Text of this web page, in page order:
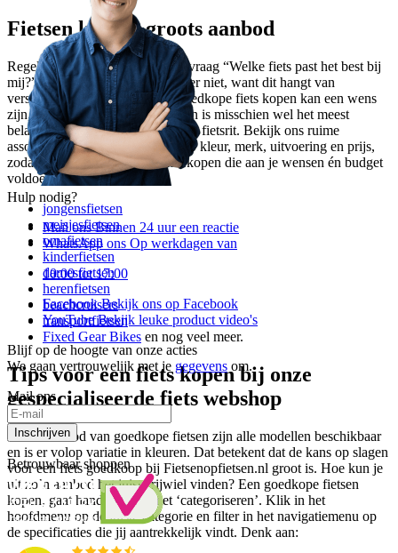
Fietsen kopen: groots aanbod
Regelmatig komt ‘ie voorbij; de vraag “Welke fiets past het best bij
mij?”. Een pasklaar antwoord is er niet, want dit hangt van
verschillende factoren af. Een goedkope fiets kopen kan een wens
zijn, maar een fiets op maat kopen is misschien wel het meest
belangrijke voor een comfortabele fietsrit. Bekijk ons ruime
assortiment en selecteer je fiets op kleur, merk, uitvoering en prijs,
zodat je een goedkope fiets kan kopen die aan je wensen én budget
voldoet. Bij ons vind je:
jongensfietsen
meisjesfietsen
omafietsen
kinderfietsen
damesfietsen
herenfietsen
beachcruisers
transportfietsen
Fixed Gear Bikes en nog veel meer.
Tips voor een fiets kopen bij onze
gespecialiseerde fiets webshop
In ons aanbod van goedkope fietsen zijn alle modellen beschikbaar
en is er volop variatie in kleuren. Dat betekent dat de kans op slagen
voor een fiets goedkoop bij Fietsenopfietsen.nl groot is. Hoe kun je
uit zo’n aanbod het juiste rijwiel vinden? Een goedkope fietsen
kopen, gaat hand in hand met ‘categoriseren’. Klik in het
hoofdmenu op de juiste categorie en filter in het navigatiemenu op
de specificaties die jij aantrekkelijk vindt. Denk aan:
Hulp nodig?
Mail onsBinnen 24 uur een reactie
WhatsApp ons Op werkdagen van
10:00 tot 17:00
FacebookBekijk ons op Facebook
YouTubeBekijk leuke product video's
Blijf op de hoogte van onze acties
We gaan vertrouwelijk met je gegevens om.
Mail ons
Inschrijven
Betrouwbaar shoppen